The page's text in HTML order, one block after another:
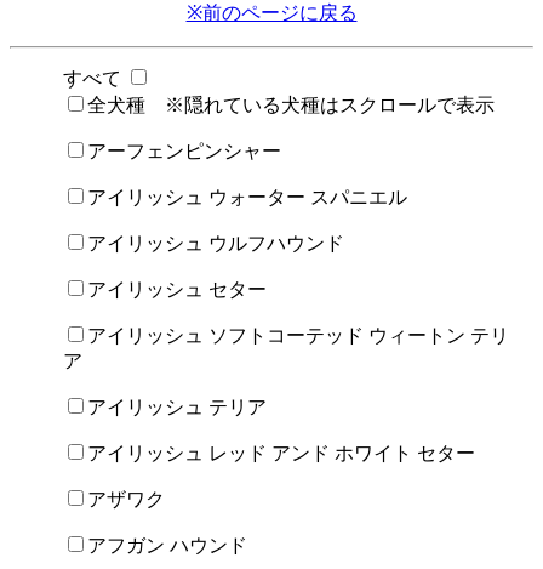
※前のページに戻る
すべて
全犬種 ※隠れている犬種はスクロールで表示
アーフェンピンシャー
アイリッシュ ウォーター スパニエル
アイリッシュ ウルフハウンド
アイリッシュ セター
アイリッシュ ソフトコーテッド ウィートン テリ
ア
アイリッシュ テリア
アイリッシュ レッド アンド ホワイト セター
アザワク
アフガン ハウンド